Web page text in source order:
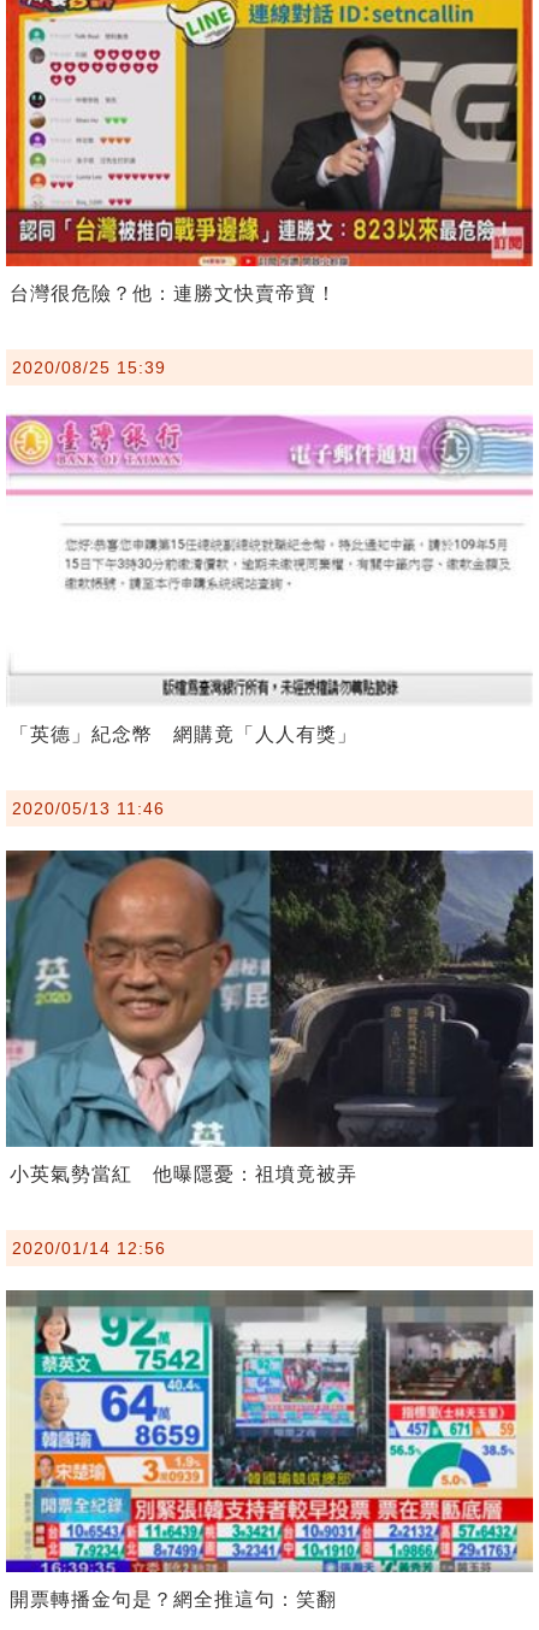
台灣很危險？他：連勝文快賣帝寶！
2020/08/25 15:39
「英德」紀念幣 網購竟「人人有獎」
2020/05/13 11:46
小英氣勢當紅 他曝隱憂：祖墳竟被弄
2020/01/14 12:56
開票轉播金句是？網全推這句：笑翻